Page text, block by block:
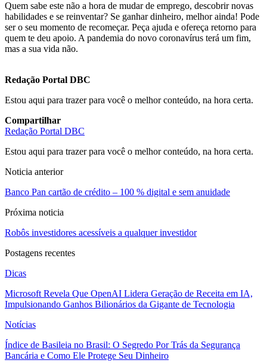
Quem sabe este não a hora de mudar de emprego, descobrir novas
habilidades e se reinventar? Se ganhar dinheiro, melhor ainda! Pode
ser o seu momento de recomeçar. Peça ajuda e ofereça retorno para
quem te deu apoio. A pandemia do novo coronavírus terá um fim,
mas a sua vida não.
Redação Portal DBC
Estou aqui para trazer para você o melhor conteúdo, na hora certa.
Compartilhar
Redação Portal DBC
Estou aqui para trazer para você o melhor conteúdo, na hora certa.
Noticia anterior
Banco Pan cartão de crédito – 100 % digital e sem anuidade
Próxima noticia
Robôs investidores acessíveis a qualquer investidor
Postagens recentes
Dicas
Microsoft Revela Que OpenAI Lidera Geração de Receita em IA,
Impulsionando Ganhos Bilionários da Gigante de Tecnologia
Notícias
Índice de Basileia no Brasil: O Segredo Por Trás da Segurança
Bancária e Como Ele Protege Seu Dinheiro